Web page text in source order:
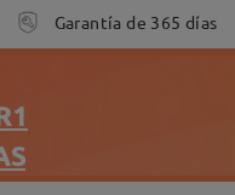
Garantía de 365 días